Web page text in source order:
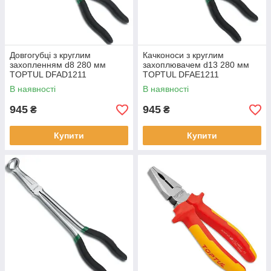
Довгогубці з круглим
захопленням d8 280 мм
TOPTUL DFAD1211
В наявності
945 ₴
Купити
Качконоси з круглим
захоплювачем d13 280 мм
TOPTUL DFAE1211
В наявності
945 ₴
Купити